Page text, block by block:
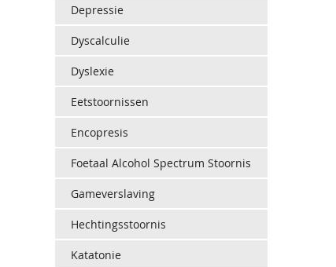
Depressie
Dyscalculie
Dyslexie
Eetstoornissen
Encopresis
Foetaal Alcohol Spectrum Stoornis
Gameverslaving
Hechtingsstoornis
Katatonie